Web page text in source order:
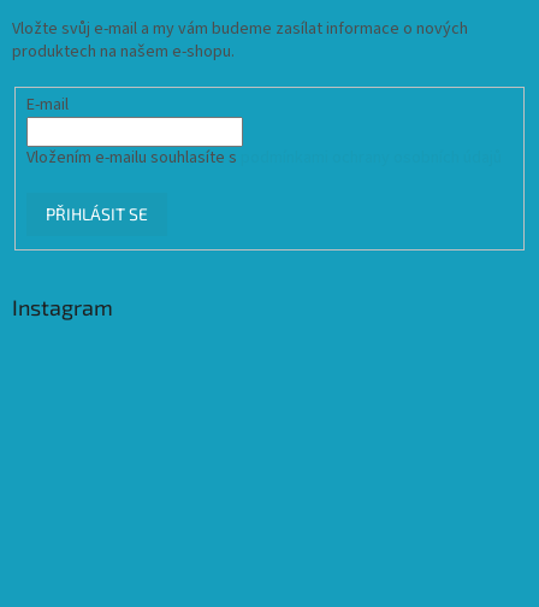
Vložte svůj e-mail a my vám budeme zasílat informace o nových
produktech na našem e-shopu.
E-mail
Vložením e-mailu souhlasíte s
PŘIHLÁSIT SE
Instagram